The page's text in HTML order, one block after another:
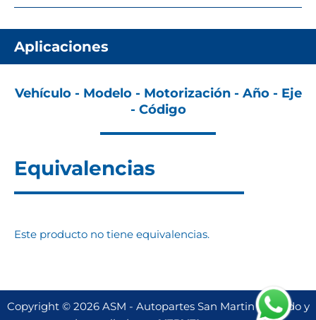
Aplicaciones
Vehículo - Modelo - Motorización - Año - Eje
- Código
Equivalencias
Este producto no tiene equivalencias.
Copyright © 2026 ASM - Autopartes San Martin | Creado y